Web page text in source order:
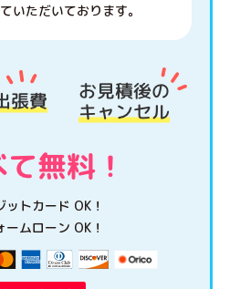
いただいております。
ットカード OK！
ームローン OK！